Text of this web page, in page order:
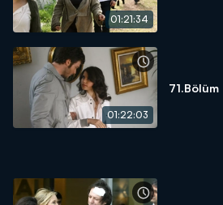
01:21:34
01:22:03
71.Bölüm